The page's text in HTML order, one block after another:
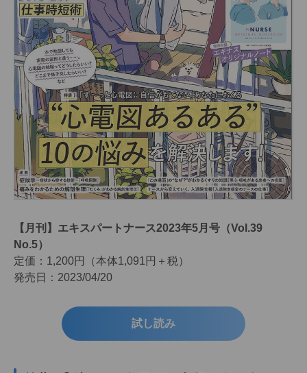
【月刊】エキスパートナース2023年5月号（Vol.39
No.5）
定価：1,200円（本体1,091円＋税）
発売日：2023/04/20
試し読み